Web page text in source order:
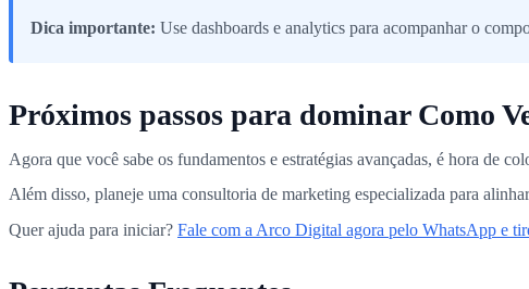
Dica importante: Use dashboards e analytics para acompanhar o
Próximos passos para dominar Como
Agora que você sabe os fundamentos e estratégias avançadas, é hora de
Além disso, planeje uma consultoria de marketing especializada para
Quer ajuda para iniciar? Fale com a Arco Digital agora pelo WhatsApp e